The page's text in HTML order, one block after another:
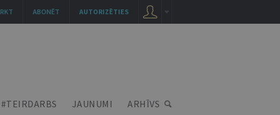
#TEIRDARBS JAUNUMI ARHĪVS
AUTORIZĒTIES
ABONĒT